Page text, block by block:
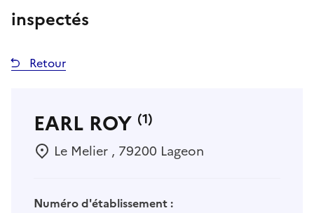
inspectés
Retour
EARL ROY (1)
Le Melier , 79200 Lageon
Numéro d'établissement :